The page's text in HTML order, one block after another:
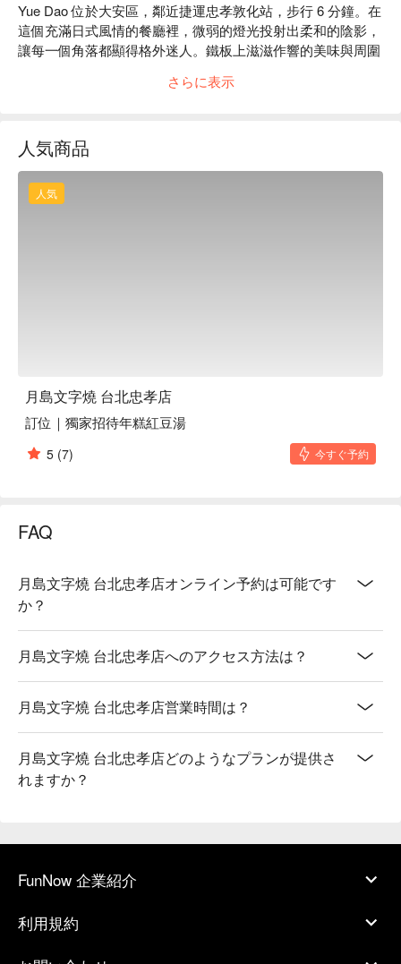
Yue Dao 位於大安區，鄰近捷運忠孝敦化站，步行 6 分鐘。在
這個充滿日式風情的餐廳裡，微弱的燈光投射出柔和的陰影，
讓每一個角落都顯得格外迷人。鐵板上滋滋作響的美味與周圍
彷彿置身於東京的街頭，享受著美食與友人的陪伴。
劑，耳邊的日本旋律則是點綴其間的和諧音符。這些元素共同
編織出一場感官的盛宴，使每一刻都變得特別而難忘。
🤩 玩樂情報
【奶油馬鈴薯】香滑綿密，奶香濃郁
🍽️ 口碑必點
【豬肉燒麵】鮮嫩豬肉，麵條彈滑
【年糕起司大阪燒】牽絲起司，年糕 Q 彈
【豬肉青蔥大阪燒】青蔥鮮脆，豬肉多汁
【MIX 大阪燒】多層風味，口感豐富
【豬五花摩登燒】五花肉香，外脆內嫩
【磯邊燒】海苔鮮香，口感豐富
【MIX 摩登燒】層次分明，外酥內嫩
【廣島燒】外酥裡嫩，滋味濃郁
【五目大阪燒】多樣食材，風味豐富
【廣島風摩登燒】層次分明，醬汁濃郁
🥤 特色飲品
【烏龍茶沙瓦】茶香濃厚，回甘順滑
💡 未成年請勿飲酒；禁止酒駕
さらに表示
人気商品
人気
月島文字燒 台北忠孝店
訂位｜獨家招待年糕紅豆湯
5 (7) 今すぐ予約
FAQ
月島文字燒 台北忠孝店オンライン予約は可能です
か？
月島文字燒 台北忠孝店へのアクセス方法は？
月島文字燒 台北忠孝店営業時間は？
月島文字燒 台北忠孝店どのようなプランが提供さ
れますか？
FunNow 企業紹介
利用規約